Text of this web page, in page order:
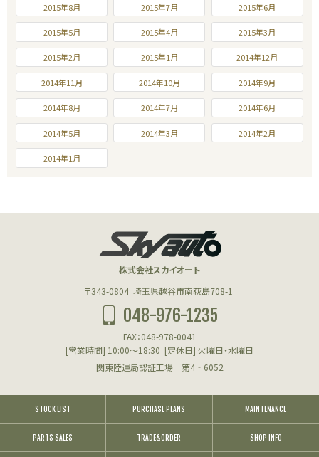
2015年8月 2015年7月 2015年6月
2015年5月 2015年4月 2015年3月
2015年2月 2015年1月 2014年12月
2014年11月 2014年10月 2014年9月
2014年8月 2014年7月 2014年6月
2014年5月 2014年3月 2014年2月
2014年1月
株式会社スカイオート
〒343-0804 埼玉県越谷市南荻島708-1
048-976-1235
FAX：048-978-0041
[営業時間] 10:00～18:30 [定休日] 火曜日・水曜日
関東陸運局認証工場 第4‐6052
STOCK LIST PURCHASE PLANS MAINTENANCE
PARTS SALES TRADE&ORDER SHOP INFO